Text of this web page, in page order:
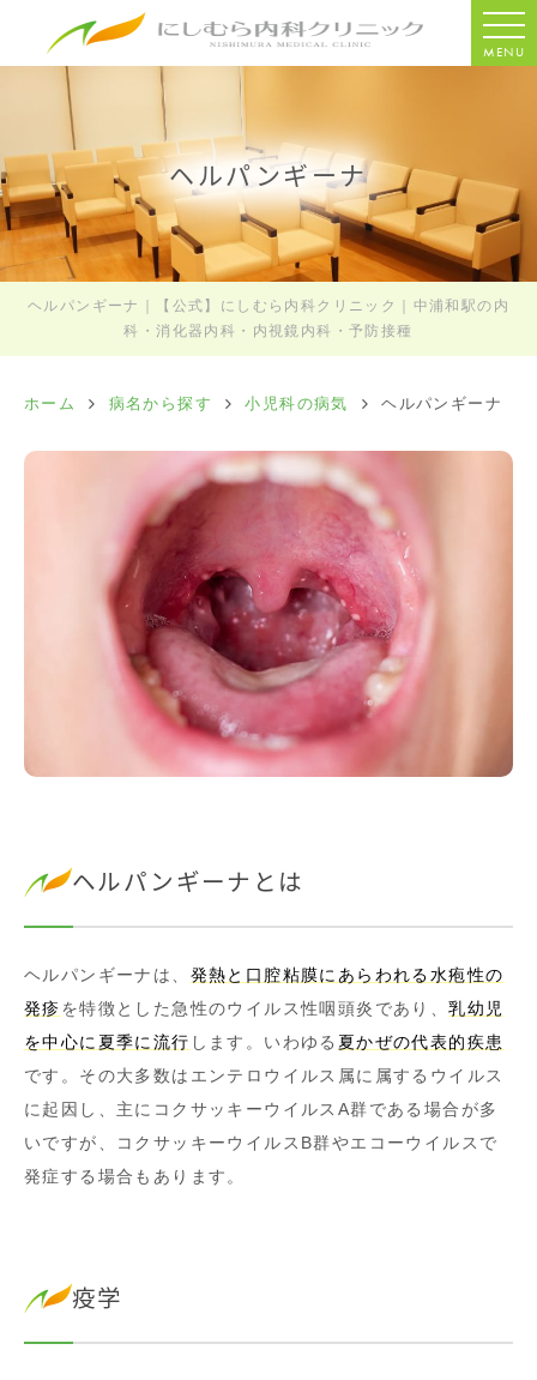
MENU
ヘルパンギーナ
ヘルパンギーナ｜【公式】にしむら内科クリニック｜中浦和駅の内
科・消化器内科・内視鏡内科・予防接種
ホーム 病名から探す 小児科の病気 ヘルパンギーナ
ヘルパンギーナとは
ヘルパンギーナは、 発熱と口腔粘膜にあらわれる水疱性の
発疹を特徴とした急性のウイルス性咽頭炎であり、乳幼児
を中心に夏季に流行 します。いわゆる 夏かぜの代表的疾患
です。その大多数はエンテロウイルス属に属するウイルス
に起因し、主にコクサッキーウイルスA群である場合が多
いですが、コクサッキーウイルスB群やエコーウイルスで
発症する場合もあります。
疫学